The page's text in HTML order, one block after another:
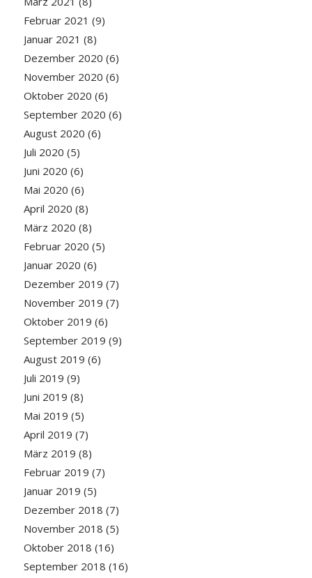
Februar 2021 (9)
Januar 2021 (8)
Dezember 2020 (6)
November 2020 (6)
Oktober 2020 (6)
September 2020 (6)
August 2020 (6)
Juli 2020 (5)
Juni 2020 (6)
Mai 2020 (6)
April 2020 (8)
März 2020 (8)
Februar 2020 (5)
Januar 2020 (6)
Dezember 2019 (7)
November 2019 (7)
Oktober 2019 (6)
September 2019 (9)
August 2019 (6)
Juli 2019 (9)
Juni 2019 (8)
Mai 2019 (5)
April 2019 (7)
März 2019 (8)
Februar 2019 (7)
Januar 2019 (5)
Dezember 2018 (7)
November 2018 (5)
Oktober 2018 (16)
September 2018 (16)